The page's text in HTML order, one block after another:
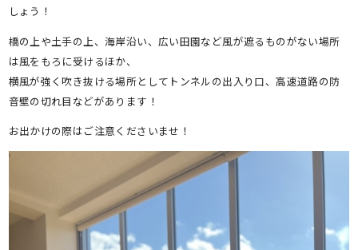
しょう！
橋の上や土手の上、海岸沿い、広い田園など風が遮るものがない場所
は風をもろに受けるほか、
横風が強く吹き抜ける場所としてトンネルの出入り口、高速道路の防
音壁の切れ目などがあります！
お出かけの際はご注意くださいませ！